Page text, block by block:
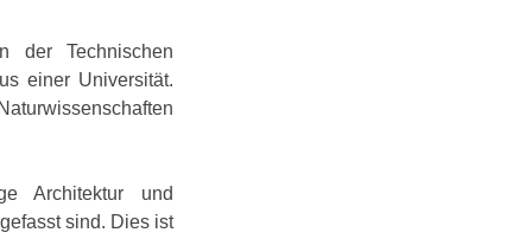
der Technischen
einer Universität.
Architektur und
sind. Dies ist